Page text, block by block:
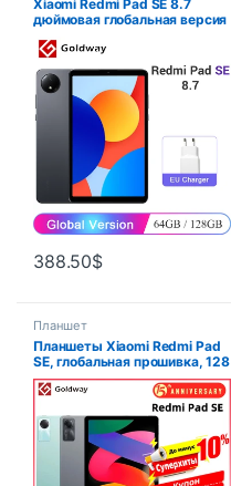
Xiaomi Redmi Pad SE 8.7
дюймовая глобальная версия
6650mAh MTK Helio G85 с
двумя динамиками Dolby
Atmos
388.50$
Планшет
Планшеты Xiaomi Redmi Pad
SE, глобальная прошивка, 128
ГБ 256 ГБ, экран 11 дюймов
FHD + 90 Гц, Восьмиядерный
процессор Snapdragon 680,
Mi Tabet SE, аккумулятор
8000 мАч